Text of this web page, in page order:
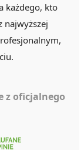
każdego, kto
najwyższej
z oficjalnego